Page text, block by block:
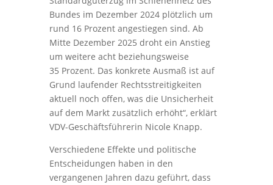
Bundes im Dezember 2024 plötzlich um
rund 16 Prozent angestiegen sind. Ab
Mitte Dezember 2025 droht ein Anstieg
um weitere acht beziehungsweise
35 Prozent. Das konkrete Ausmaß ist auf
Grund laufender Rechtsstreitigkeiten
aktuell noch offen, was die Unsicherheit
auf dem Markt zusätzlich erhöht“, erklärt
VDV-Geschäftsführerin Nicole Knapp.
Verschiedene Effekte und politische
Entscheidungen haben in den
vergangenen Jahren dazu geführt, dass